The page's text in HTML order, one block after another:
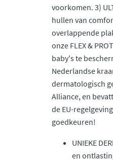
voorkomen. 3)
hullen van
overlappende
onze FLEX &
baby's te
Nederlandse
dermatologisch
Alliance, en
de EU-
goedkeuren!
UNIEKE
en